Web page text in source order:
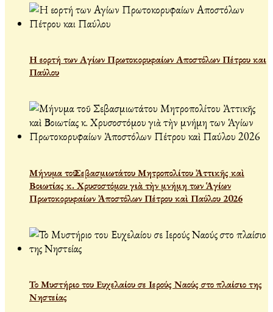
Η εορτή των Αγίων Πρωτοκορυφαίων Αποστόλων Πέτρου και
Παύλου
Μήνυμα τοῦ Σεβασμιωτάτου Μητροπολίτου Ἀττικῆς καὶ
Βοιωτίας κ. Χρυσοστόμου γιὰ τὴν μνήμη των Ἁγίων
Πρωτοκορυφαίων Ἀποστόλων Πέτρου καὶ Παύλου 2026
Το Μυστήριο του Ευχελαίου σε Ιερούς Ναούς στο πλαίσιο της
Νηστείας